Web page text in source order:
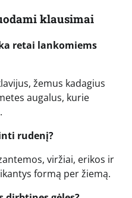
klausimai
retai lankomiems
žemus kadagius
augalus, kurie
rudenį?
viržiai, erikos ir
formą per žiemą.